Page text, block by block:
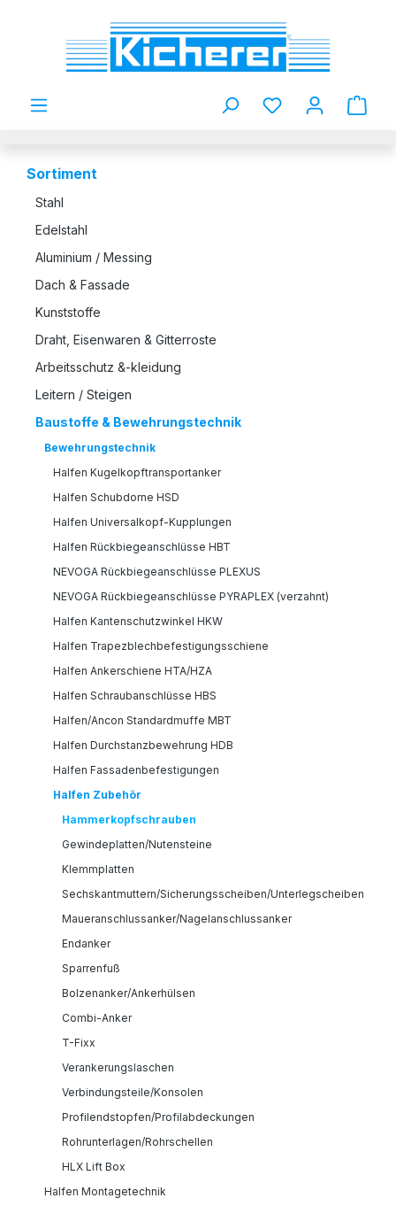
Zum Hauptinhalt springen
Du hast 0
Sortiment
Stahl
Edelstahl
Aluminium / Messing
Dach & Fassade
Kunststoffe
Draht, Eisenwaren & Gitterroste
Arbeitsschutz &-kleidung
Leitern / Steigen
Baustoffe & Bewehrungstechnik
Bewehrungstechnik
Halfen Kugelkopftransportanker
Halfen Schubdorne HSD
Halfen Universalkopf-Kupplungen
Halfen Rückbiegeanschlüsse HBT
NEVOGA Rückbiegeanschlüsse PLEXUS
NEVOGA Rückbiegeanschlüsse PYRAPLEX (verzahnt)
Halfen Kantenschutzwinkel HKW
Halfen Trapezblechbefestigungsschiene
Halfen Ankerschiene HTA/HZA
Halfen Schraubanschlüsse HBS
Halfen/Ancon Standardmuffe MBT
Halfen Durchstanzbewehrung HDB
Halfen Fassadenbefestigungen
Halfen Zubehör
Hammerkopfschrauben
Gewindeplatten/Nutensteine
Klemmplatten
Sechskantmuttern/Sicherungsscheiben/Unterlegscheiben
Maueranschlussanker/Nagelanschlussanker
Endanker
Sparrenfuß
Bolzenanker/Ankerhülsen
Combi-Anker
T-Fixx
Verankerungslaschen
Verbindungsteile/Konsolen
Profilendstopfen/Profilabdeckungen
Rohrunterlagen/Rohrschellen
HLX Lift Box
Halfen Montagetechnik